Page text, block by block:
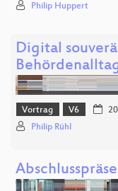
Philip Huppert
Digital
Vortrag V6
Philip Rühl